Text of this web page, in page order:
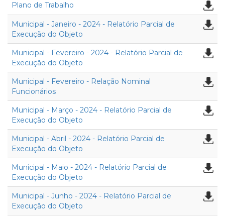
Plano de Trabalho
Municipal - Janeiro - 2024 - Relatório Parcial de
Execução do Objeto
Municipal - Fevereiro - 2024 - Relatório Parcial de
Execução do Objeto
Municipal - Fevereiro - Relação Nominal
Funcionários
Municipal - Março - 2024 - Relatório Parcial de
Execução do Objeto
Municipal - Abril - 2024 - Relatório Parcial de
Execução do Objeto
Municipal - Maio - 2024 - Relatório Parcial de
Execução do Objeto
Municipal - Junho - 2024 - Relatório Parcial de
Execução do Objeto